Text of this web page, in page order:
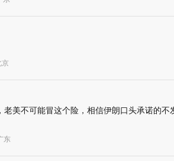
京
老美不可能冒这个险，相信伊朗口头承诺的不
东